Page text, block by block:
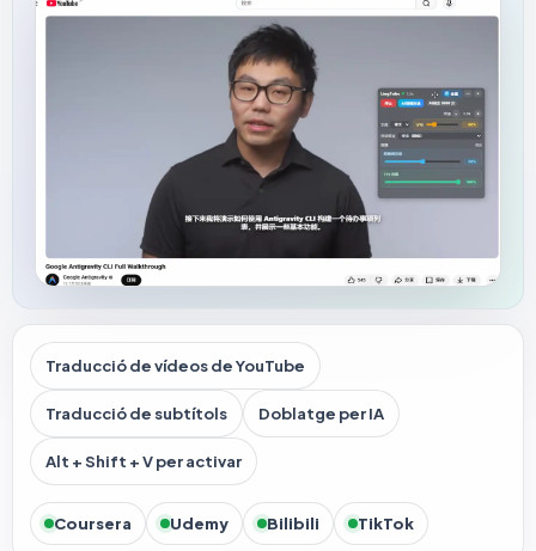
Traducció de vídeos de YouTube
Traducció de subtítols Doblatge per IA
Alt + Shift + V per activar
Coursera Udemy Bilibili TikTok